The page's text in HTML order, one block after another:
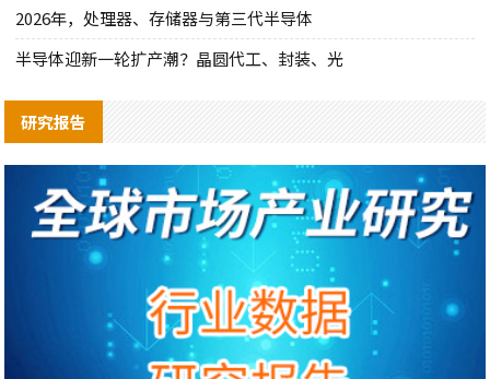
2026年，处理器、存储器与第三代半导体
半导体迎新一轮扩产潮？晶圆代工、封装、光
研究报告